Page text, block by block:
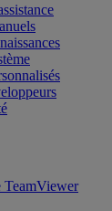
TeamViewer